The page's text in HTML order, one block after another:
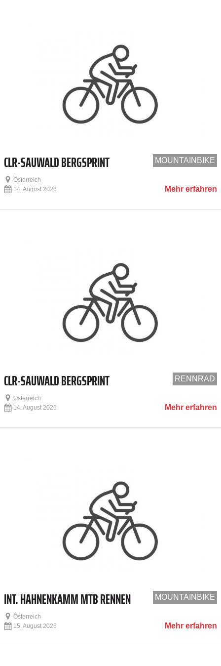
MOUNTAINBIKE
CLR-SAUWALD BERGSPRINT
Österreich
Mehr erfahren
14. August 2026
RENNRAD
CLR-SAUWALD BERGSPRINT
Österreich
Mehr erfahren
14. August 2026
MOUNTAINBIKE
INT. HAHNENKAMM MTB RENNEN
Österreich
Mehr erfahren
15. August 2026